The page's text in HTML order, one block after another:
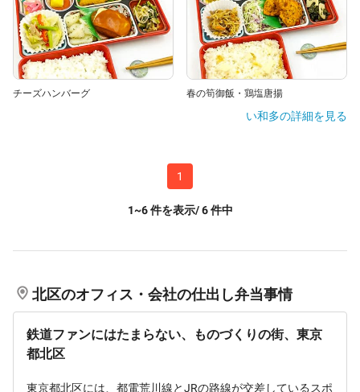
チーズハンバーグ 春の筍御飯・鶏塩唐揚
い和多の詳細を見る
1
1~6件を表示/6件中
北区のオフィス・会社の仕出し弁当事情
鉄道ファンにはたまらない、ものづくりの街、東京
都北区
東京都北区には、都電荒川線とJRの路線が交差しているスポ